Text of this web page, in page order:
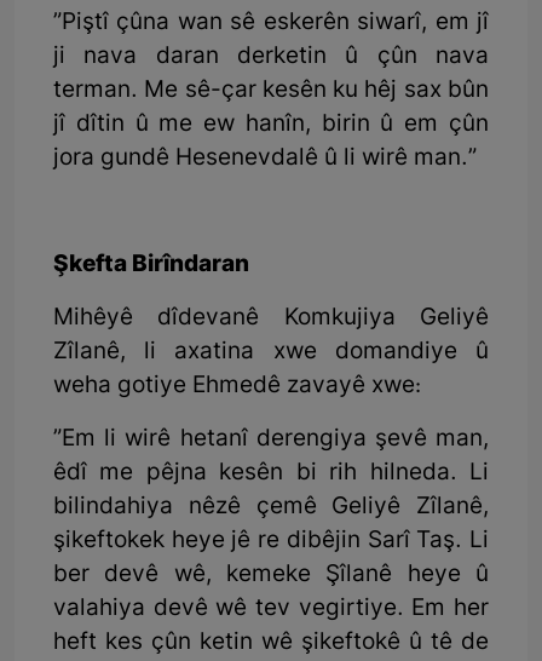
”Piştî çûna wan sê eskerên siwarî, em jî
ji nava daran derketin û çûn nava
terman. Me sê-çar kesên ku hêj sax bûn
jî dîtin û me ew hanîn, birin û em çûn
jora gundê Hesenevdalê û li wirê man.”
Şkefta Birîndaran
Mihêyê dîdevanê Komkujiya Geliyê
Zîlanê, li axatina xwe domandiye û
weha gotiye Ehmedê zavayê xwe:
”Em li wirê hetanî derengiya şevê man,
êdî me pêjna kesên bi rih hilneda. Li
bilindahiya nêzê çemê Geliyê Zîlanê,
şikeftokek heye jê re dibêjin Sarî Taş. Li
ber devê wê, kemeke Şîlanê heye û
valahiya devê wê tev vegirtiye. Em her
heft kes çûn ketin wê şikeftokê û tê de